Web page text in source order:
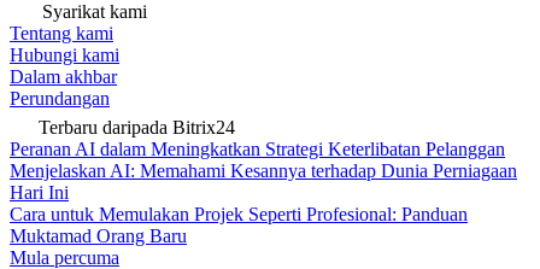
Syarikat kami
Tentang kami
Hubungi kami
Dalam akhbar
Perundangan
Terbaru daripada Bitrix24
Peranan AI dalam Meningkatkan Strategi Keterlibatan Pelanggan
Menjelaskan AI: Memahami Kesannya terhadap Dunia Perniagaan
Hari Ini
Cara untuk Memulakan Projek Seperti Profesional: Panduan
Muktamad Orang Baru
Mula percuma